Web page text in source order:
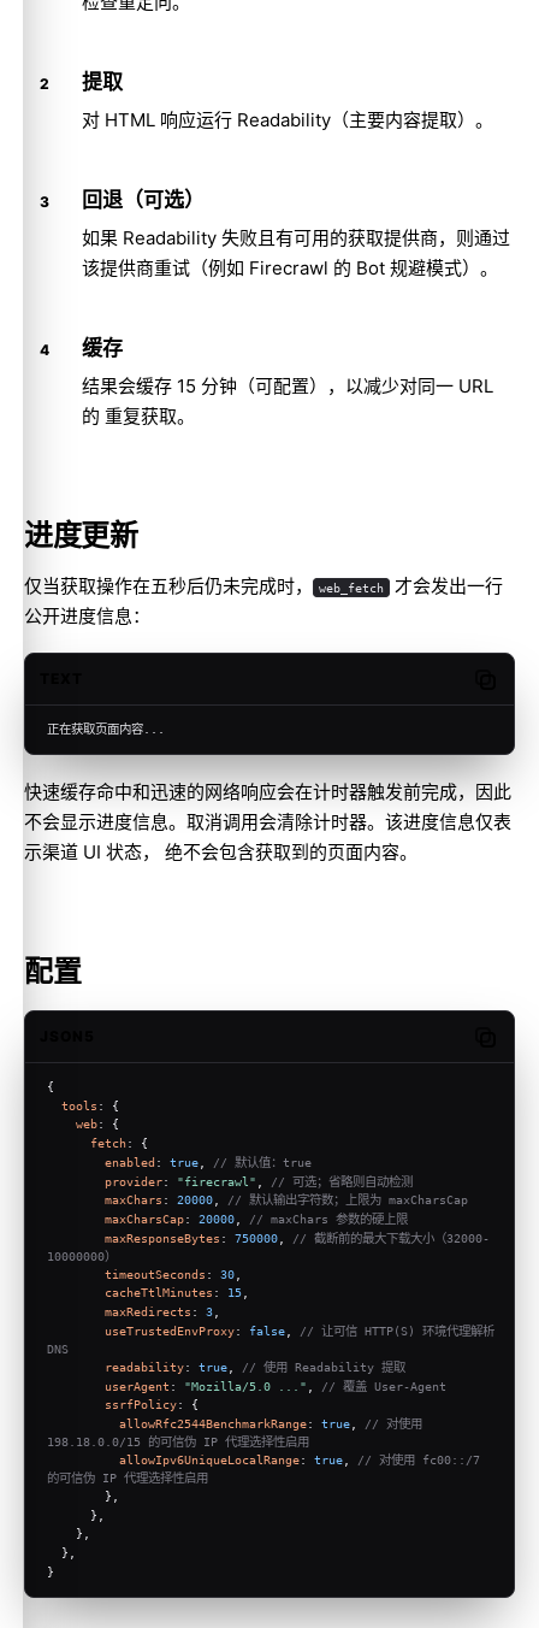
提取
对 HTML 响应运行 Readability（主要内容提取）。
回退（可选）
如果 Readability 失败且有可用的获取提供商，则通过
该提供商重试（例如 Firecrawl 的 Bot 规避模式）。
缓存
结果会缓存 15 分钟（可配置），以减少对同一 URL
的 重复获取。
进度更新
仅当获取操作在五秒后仍未完成时， web_fetch 才会发出一行
公开进度信息：
正在获取页面内容...
快速缓存命中和迅速的网络响应会在计时器触发前完成，因此
不会显示进度信息。取消调用会清除计时器。该进度信息仅表
示渠道 UI 状态， 绝不会包含获取到的页面内容。
配置
{
tools : {
web: {
fetch: {
enabled : true
// 默认值：true
provider: "firecrawl"
// 可选；省略则自动检测
maxChars : 20000
// 默认输出字符数；上限为 maxCharsCap
maxCharsCap: 20000
// maxChars 参数的硬上限
maxResponseBytes : 750000
// 截断前的最大下载大小（32000-
10000000）
timeoutSeconds : 30
cacheTtlMinutes : 15
maxRedirects : 3
useTrustedEnvProxy: false
// 让可信 HTTP(S) 环境代理解析
DNS
readability: true
// 使用 Readability 提取
userAgent : "Mozilla/5.0 ..."
// 覆盖 User-Agent
ssrfPolicy: {
allowRfc2544BenchmarkRange: true
// 对使用
198.18.0.0/15 的可信伪 IP 代理选择性启用
allowIpv6UniqueLocalRange: true
// 对使用 fc00::/7
的可信伪 IP 代理选择性启用
        },
      },
    },
  },
}